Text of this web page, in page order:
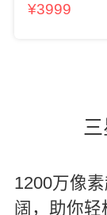
¥3999
1200万像
阔，助你轻